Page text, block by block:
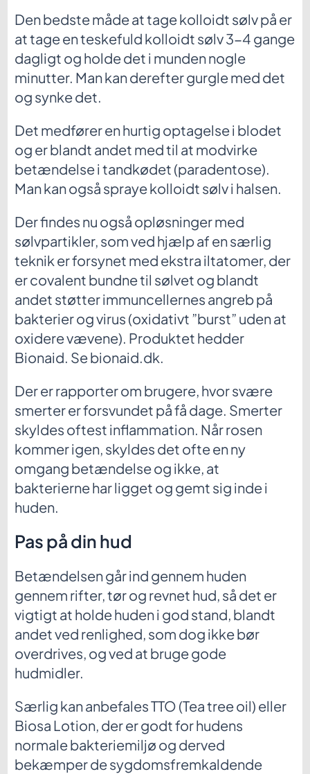
Den bedste måde at tage kolloidt sølv på er
at tage en teskefuld kolloidt sølv 3-4 gange
dagligt og holde det i munden nogle
minutter. Man kan derefter gurgle med det
og synke det.
Det medfører en hurtig optagelse i blodet
og er blandt andet med til at modvirke
betændelse i tandkødet (paradentose).
Man kan også spraye kolloidt sølv i halsen.
Der findes nu også opløsninger med
sølvpartikler, som ved hjælp af en særlig
teknik er forsynet med ekstra iltatomer, der
er covalent bundne til sølvet og blandt
andet støtter immuncellernes angreb på
bakterier og virus (oxidativt ”burst” uden at
oxidere vævene). Produktet hedder
Bionaid. Se bionaid.dk.
Der er rapporter om brugere, hvor svære
smerter er forsvundet på få dage. Smerter
skyldes oftest inflammation. Når rosen
kommer igen, skyldes det ofte en ny
omgang betændelse og ikke, at
bakterierne har ligget og gemt sig inde i
huden.
Pas på din hud
Betændelsen går ind gennem huden
gennem rifter, tør og revnet hud, så det er
vigtigt at holde huden i god stand, blandt
andet ved renlighed, som dog ikke bør
overdrives, og ved at bruge gode
hudmidler.
Særlig kan anbefales TTO (Tea tree oil) eller
Biosa Lotion, der er godt for hudens
normale bakteriemiljø og derved
bekæmper de sygdomsfremkaldende